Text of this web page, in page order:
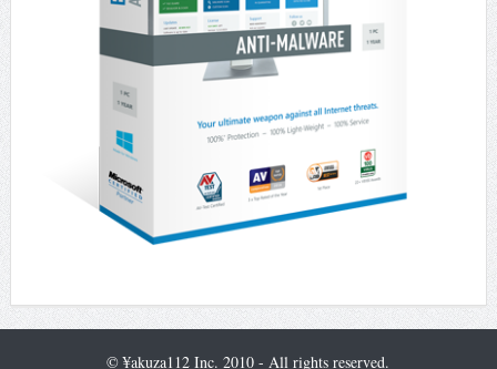
© ¥akuza112 Inc. 2010 - All rights reserved.